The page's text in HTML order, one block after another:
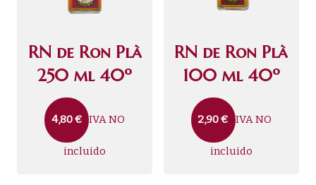
RN de Ron Plà
250 ml 40º
4,80€ IVA NO
incluido
RN de Ron Plà
100 ml 40º
2,90€ IVA NO
incluido